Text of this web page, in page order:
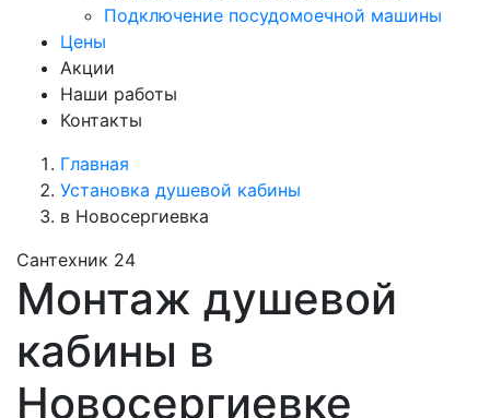
Подключение посудомоечной машины
Цены
Акции
Наши работы
Контакты
Главная
Установка душевой кабины
в Новосергиевка
Сантехник 24
Монтаж душевой
кабины в
Новосергиевке